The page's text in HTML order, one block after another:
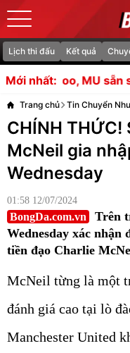
Lịch thi đấu Kết quả
Mới nhất:
sàng đại chiến Leeds
Trang chủ Tin Chuyển
CHÍNH THỨC!
McNeil gia
Wednesday
01:58 12/07/2024
BongDa.com.vn
Trên
Wednesday xác nhận
tiền đạo Charlie
McNeil từng là một
đánh giá cao tại lò
Manchester United